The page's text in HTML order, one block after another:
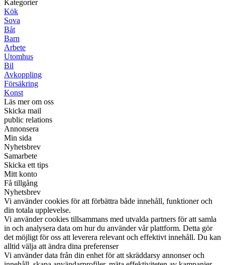
Kategorier
Kök
Sova
Båt
Barn
Arbete
Utomhus
Bil
Avkoppling
Försäkring
Konst
Läs mer om oss
Skicka mail
public relations
Annonsera
Min sida
Nyhetsbrev
Samarbete
Skicka ett tips
Mitt konto
Få tillgång
Nyhetsbrev
Vi använder cookies för att förbättra både innehåll, funktioner och
din totala upplevelse.
Vi använder cookies tillsammans med utvalda partners för att samla
in och analysera data om hur du använder vår plattform. Detta gör
det möjligt för oss att leverera relevant och effektivt innehåll. Du kan
alltid välja att ändra dina preferenser
Vi använder data från din enhet för att skräddarsy annonser och